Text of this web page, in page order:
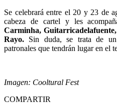
Se celebrará entre el 20 y 23 de
cabeza de cartel y les
Carminha,
Rayo. Sin duda, se trata de
patronales que tendrán lugar en el
Imagen: Cooltural Fest
COMPARTIR